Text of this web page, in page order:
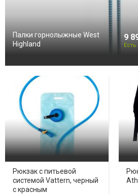
Палки горнолыжные West
Highland
9
Рюкзак с питьевой
системой Vattern, черный
с красным